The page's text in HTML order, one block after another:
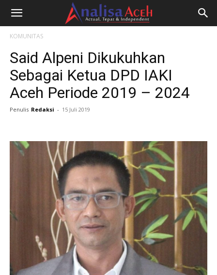
KOMUNITAS
Said Alpeni Dikukuhkan
Sebagai Ketua DPD IAKI
Aceh Periode 2019 – 2024
Penulis Redaksi - 15 Juli 2019